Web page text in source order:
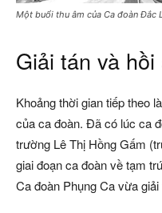
Một buổi thu âm của Ca đoàn Đắc
Giải tán và hồi
Khoảng thời gian tiếp theo
của ca đoàn. Đã có lúc ca
trường Lê Thị Hồng Gấm
giai đoạn ca đoàn về tạm
Ca đoàn Phụng Ca vừa giải